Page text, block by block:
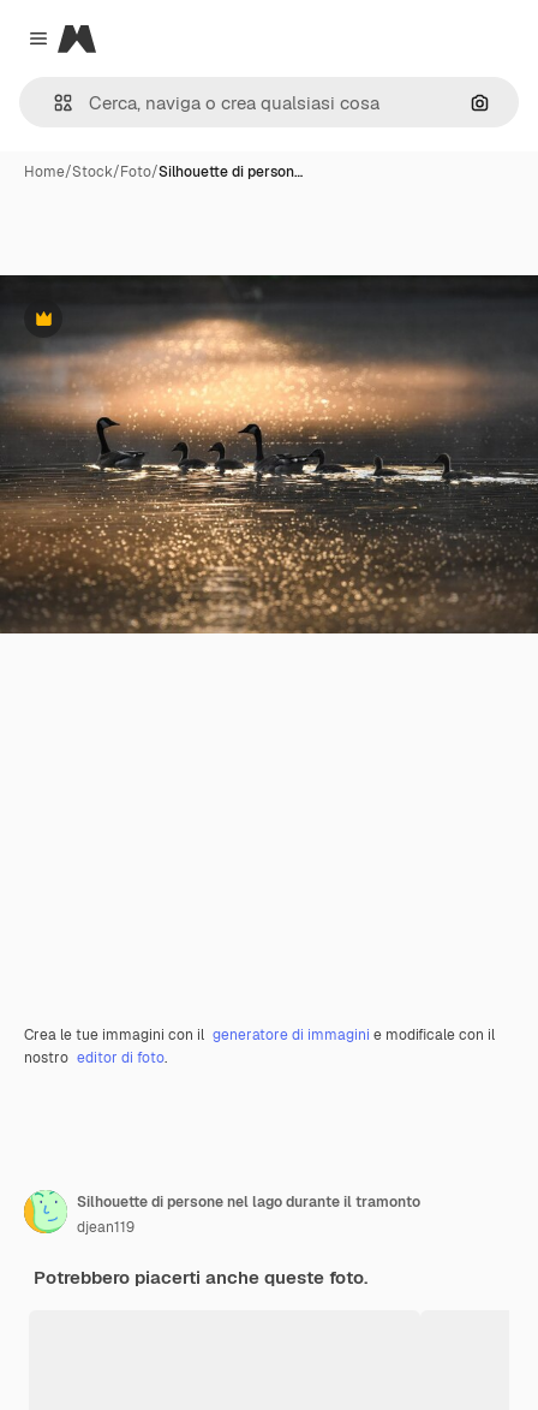
Close menu
Magnific
Cerca
Home/Stock/Foto/Silhouette di person…
Premium
Crea le tue immagini con il generatore di immagini e modificale con il
nostro editor di foto.
Silhouette di persone nel lago durante il tramonto
djean119
Potrebbero piacerti anche queste foto.